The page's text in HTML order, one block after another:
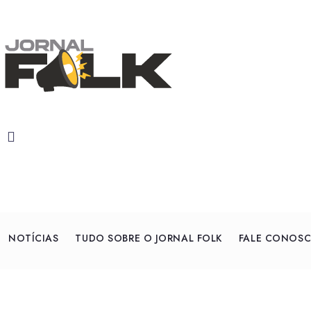
NOTÍCIAS TUDO SOBRE O JORNAL FOLK FALE